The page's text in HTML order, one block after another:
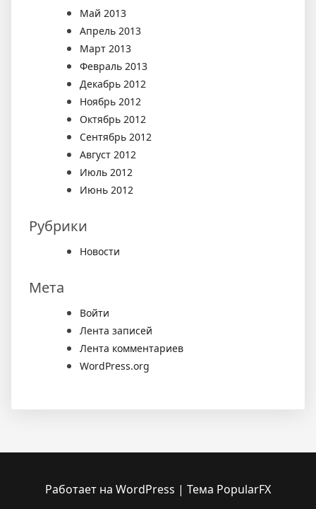
Май 2013
Апрель 2013
Март 2013
Февраль 2013
Декабрь 2012
Ноябрь 2012
Октябрь 2012
Сентябрь 2012
Август 2012
Июль 2012
Июнь 2012
Рубрики
Новости
Мета
Войти
Лента записей
Лента комментариев
WordPress.org
Работает на WordPress | Тема PopularFX